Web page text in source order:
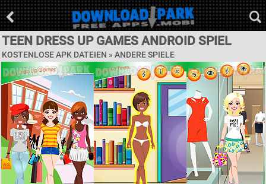
TEEN DRESS UP GAMES ANDROID SPIEL
KOSTENLOSE APK DATEIEN » ANDERE SPIELE